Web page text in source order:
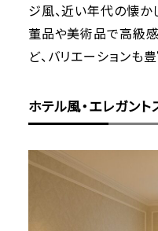
ジ風、近い年代の懐か
董品や美術品で高級
ど、バリエーションも豊
ホテル風・エレガント